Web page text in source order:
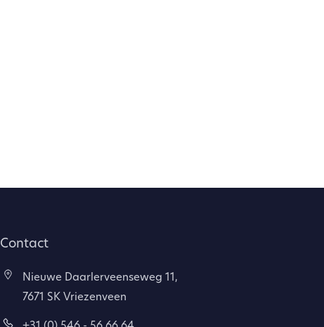
Contact
Nieuwe Daarlerveenseweg 11,
7671 SK Vriezenveen